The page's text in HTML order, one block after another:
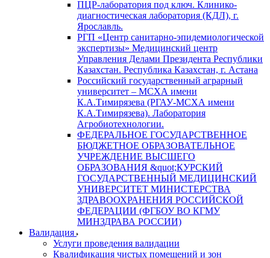
ПЦР-лаборатория под ключ. Клинико-
диагностическая лаборатория (КДЛ), г.
Ярославль.
РГП «Центр санитарно-эпидемиологической
экспертизы» Медицинский центр
Управления Делами Президента Республики
Казахстан. Республика Казахстан, г. Астана
Российский государственный аграрный
университет – МСХА имени
К.А.Тимирязева (РГАУ-МСХА имени
К.А.Тимирязева). Лаборатория
Агробиотехнологии.
ФЕДЕРАЛЬНОЕ ГОСУДАРСТВЕННОЕ
БЮДЖЕТНОЕ ОБРАЗОВАТЕЛЬНОЕ
УЧРЕЖДЕНИЕ ВЫСШЕГО
ОБРАЗОВАНИЯ &quot;КУРСКИЙ
ГОСУДАРСТВЕННЫЙ МЕДИЦИНСКИЙ
УНИВЕРСИТЕТ МИНИСТЕРСТВА
ЗДРАВООХРАНЕНИЯ РОССИЙСКОЙ
ФЕДЕРАЦИИ (ФГБОУ ВО КГМУ
МИНЗДРАВА РОССИИ)
Валидация
Услуги проведения валидации
Квалификация чистых помещений и зон